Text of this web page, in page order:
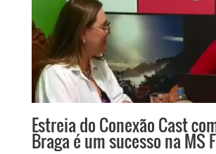
Estreia do Conexão Cast
Braga é um sucesso na MS